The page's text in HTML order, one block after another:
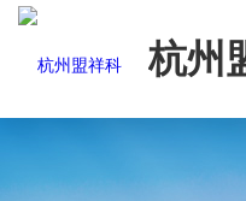
杭州